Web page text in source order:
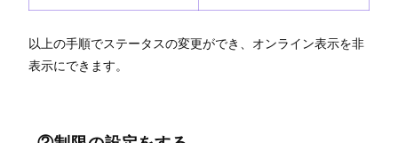
以上の手順でステータスの変更ができ、オンライン表示を非
表示にできます。